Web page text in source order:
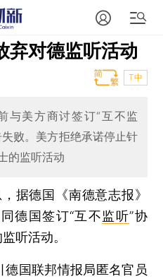
弃对德监听活动
T中
与美方商讨签订“互不监
败。美方拒绝承诺停止针
的监听活动
德国《南德意志报》
德国签订“互不监听”协
听活动。
国联邦情报局匿名官员